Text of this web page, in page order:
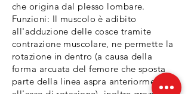
che origina dal plesso lombare.
Funzioni: Il muscolo è adibito
all'adduzione delle cosce tramite
contrazione muscolare, ne permette la
rotazione in dentro (a causa della
forma arcuata del femore che sposta
parte della linea aspra anteriormente